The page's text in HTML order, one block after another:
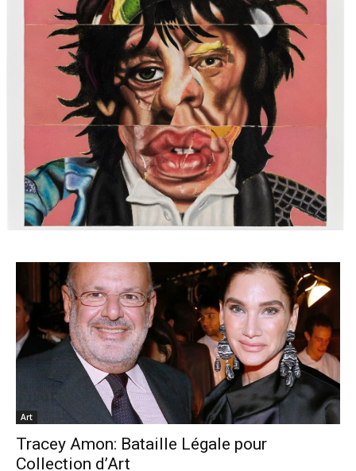
Art
Tracey Amon: Bataille Légale pour
Collection d’Art